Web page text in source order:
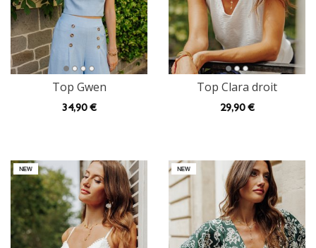
Top Gwen
34,90 €
Top Clara droit
29,90 €